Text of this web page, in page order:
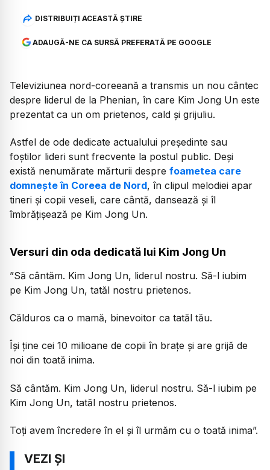
DISTRIBUIȚI ACEASTĂ ȘTIRE
ADAUGĂ-NE CA SURSĂ PREFERATĂ PE GOOGLE
Televiziunea nord-coreeană a transmis un nou cântec
despre liderul de la Phenian, în care Kim Jong Un este
prezentat ca un om prietenos, cald și grijuliu.
Astfel de ode dedicate actualului președinte sau
foștilor lideri sunt frecvente la postul public. Deși
există nenumărate mărturii despre foametea care
domnește în Coreea de Nord, în clipul melodiei apar
tineri și copii veseli, care cântă, dansează și îl
îmbrățișează pe Kim Jong Un.
Versuri din oda dedicată lui Kim Jong Un
”Să cântăm. Kim Jong Un, liderul nostru. Să-l iubim
pe Kim Jong Un, tatăl nostru prietenos.
Călduros ca o mamă, binevoitor ca tatăl tău.
Își ține cei 10 milioane de copii în brațe și are grijă de
noi din toată inima.
Să cântăm. Kim Jong Un, liderul nostru. Să-l iubim pe
Kim Jong Un, tatăl nostru prietenos.
Toți avem încredere în el și îl urmăm cu o toată inima”.